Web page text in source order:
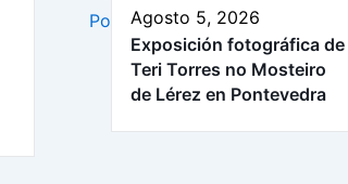
Agosto 5, 2026
Exposición fotográfica de
Teri Torres no Mosteiro
de Lérez en Pontevedra